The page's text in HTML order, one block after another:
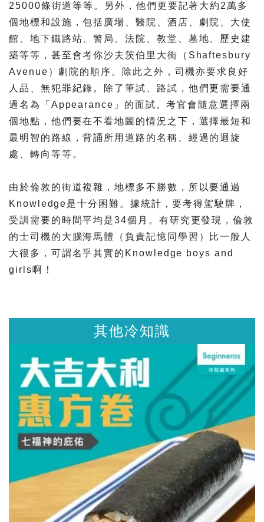
25000條街道等等。另外，他們更要記著大約2萬多
個地標和設施，包括廣場、醫院、酒店、劇院、大使
館、地下鐵路站、警局、法院、教堂、墓地、歷史建
築等等，甚至會考你沙夫茨伯里大街（Shaftesbury
Avenue）劇院的順序。除此之外，司機亦要求良好
人品、無犯罪紀錄。除了筆試、路試，他們更需要通
過名為「Appearance」的面試。考官會隨意選擇兩
個地點，他們要在不看地圖的情況之下，選擇最短和
最明智的路線，背誦所用道路的名稱、經過的迴旋
處、轉向等等。
由於倫敦的街道複雜，地標多不勝數，所以要通過
Knowledge是十分困難。據統計，要考得駕駛牌，
受訓需要的時間平均是34個月。有研究更發現，倫敦
的士司機的大腦海馬體（負責記憶同學習）比一般人
大很多，可謂名乎其實的Knowledge boys and
girls啊！
其他冷知識